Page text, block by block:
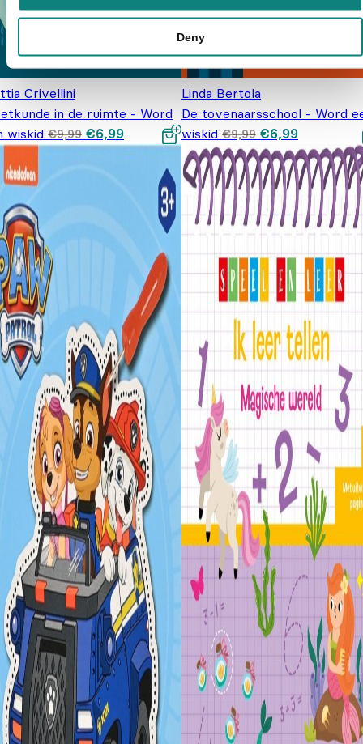
Deny
Crivellini
in de ruimte - Word
wiskid €9,99 Oorspronkelijke
prijs was:
€6,99Huidige
prijs is:
Linda Bertola
De tovenaarsschool - Word
wiskid €9,99 Oorspronkelijke
prijs was:
€6,99Huidige
is: €6,99.